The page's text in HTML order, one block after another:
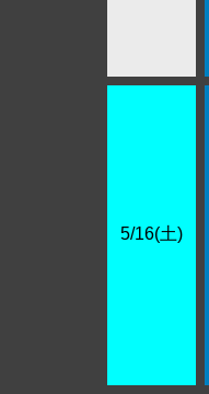
5/16(土)